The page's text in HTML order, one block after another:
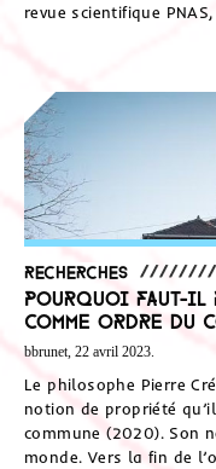
revue scientifique
Recherches
Pourquoi faut-il
comme ordre du
bbrunet, 22 avril 2023.
Le philosophe Pierre
notion de propriété
commune (2020). Son
monde. Vers la fin de